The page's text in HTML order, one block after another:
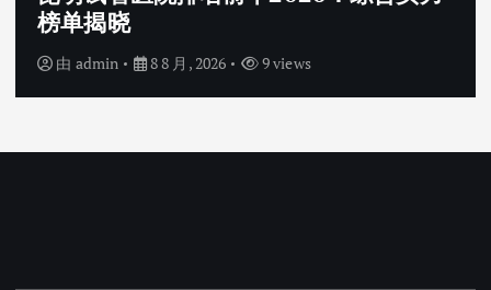
榜单揭晓
由 admin 8 8 月, 2026 9 views